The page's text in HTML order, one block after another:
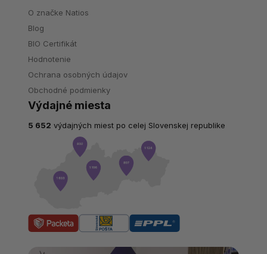
O značke Natios
Blog
BIO Certifikát
Hodnotenie
Ochrana osobných údajov
Obchodné podmienky
Výdajné miesta
5 652 výdajných miest po celej Slovenskej republike